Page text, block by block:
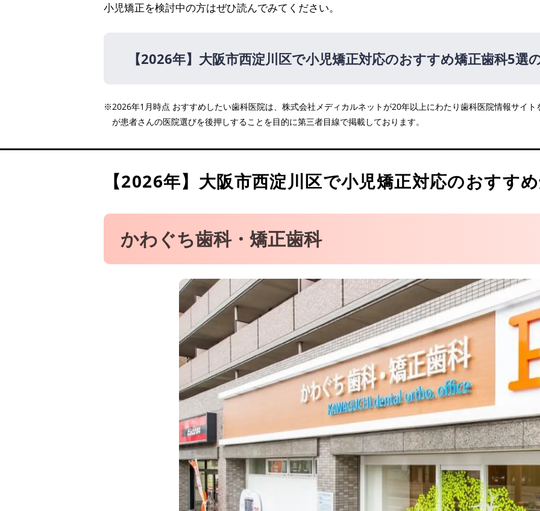
小児矯正を検討中の方はぜひ読んでみてください。
【2026年】 大阪市西淀川区で小児矯正対応のおすすめ矯正歯科5選
かわぐち歯科・矯正歯科
三井矯正歯科医院
すまいるデンタルクリニック
寺尾歯科医院
藤原歯科医院
※2026年1月時点 おすすめしたい歯科医院は、株式会社メディカルネットが20年以上にわたり歯科医院情報サイト
が患者さんの医院選びを後押しすることを目的に第三者目線で掲載しております。
【2026年】 大阪市西淀川区で小児矯正対応のおすす
かわぐち歯科・矯正歯科